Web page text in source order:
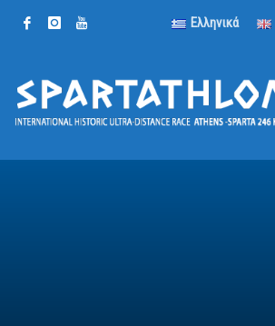
Ελληνικά